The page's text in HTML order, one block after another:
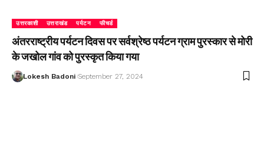
उत्तरकाशी उत्तराखंड पर्यटन फीचर्ड
अंतरराष्ट्रीय पर्यटन दिवस पर सर्वश्रेष्ठ पर्यटन ग्राम पुरस्कार से मोरी
के जखोल गांव को पुरस्कृत किया गया
Lokesh Badoni September 27, 2024